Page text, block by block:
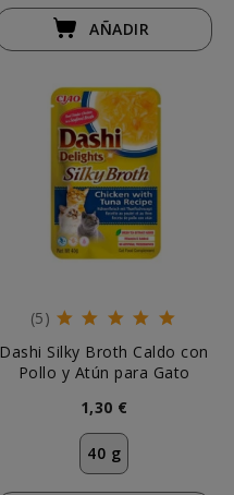
AÑADIR
(5)
Dashi Silky Broth Caldo con
Pollo y Atún para Gato
1,30 €
40 g